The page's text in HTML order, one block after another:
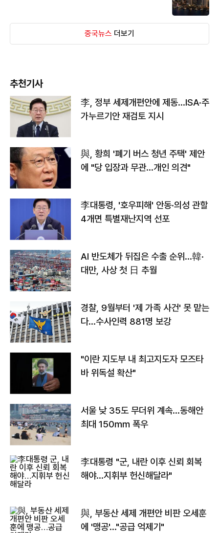
중국뉴스 더보기
추천기사
李, 정부 세제개편안에 제동…ISA·주
가누르기안 재검토 지시
與, 황희 '폐기 버스 청년 주택' 제안
에 "당 입장과 무관…개인 의견"
李대통령, '호우피해' 안동·의성 관할
4개면 특별재난지역 선포
AI 반도체가 뒤집은 수출 순위…韓·
대만, 사상 첫 日 추월
경찰, 9월부터 '제 가족 사건' 못 맡는
다…수사인력 881명 보강
"이란 지도부 내 최고지도자 모즈타
바 위독설 확산"
서울 낮 35도 무더위 계속…동해안
최대 150㎜ 폭우
李대통령 "군, 내란 이후 신뢰 회복
해야…지휘부 헌신해달라"
與, 부동산 세제 개편안 비판 오세훈
에 '맹공'…"공급 억제기"